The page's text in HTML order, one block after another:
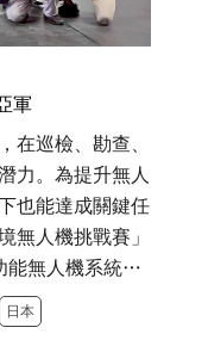
軍
在巡檢、勘查、
力。為提升無人
也能達成關鍵任
無人機挑戰賽」
能無人機系統榮
錄。
日本